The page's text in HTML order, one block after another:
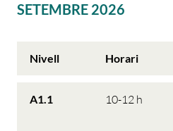
SETEMBRE 2026
Nivell Horari
A1.1 10-12 h